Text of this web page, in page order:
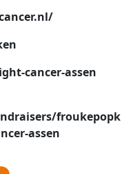
cancer-assen
froukepopk
assen